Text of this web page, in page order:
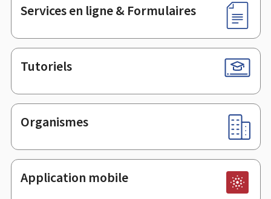
Services en ligne & Formulaires
Tutoriels
Organismes
Application mobile